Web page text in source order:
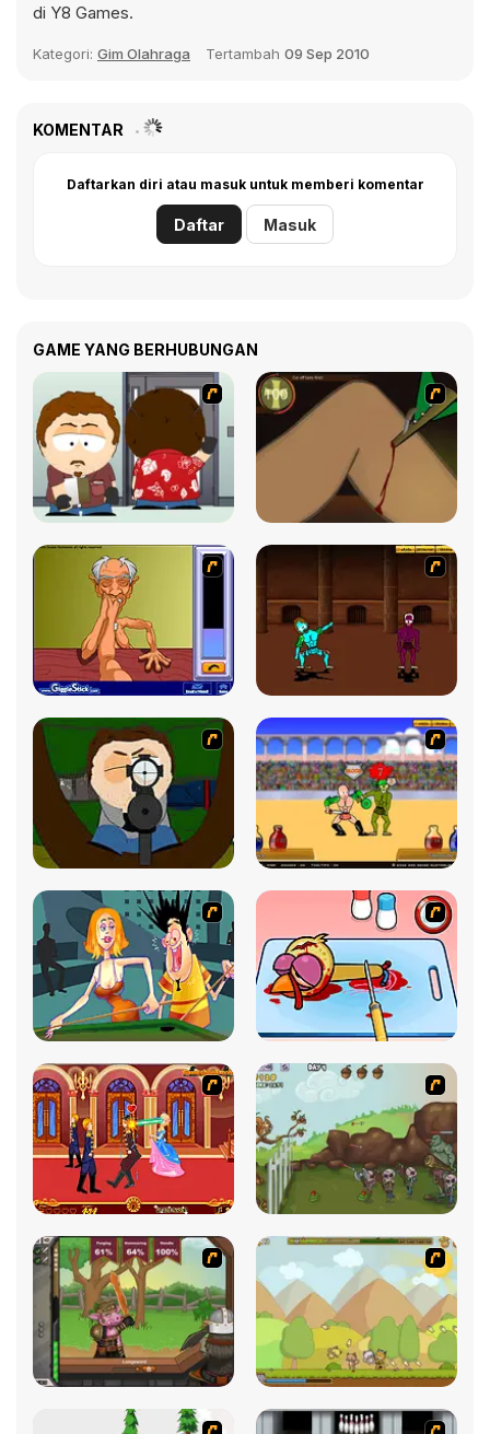
di Y8 Games.
Kategori: Gim Olahraga Tertambah 09 Sep 2010
KOMENTAR
Daftarkan diri atau masuk untuk memberi komentar
Daftar Masuk
GAME YANG BERHUBUNGAN